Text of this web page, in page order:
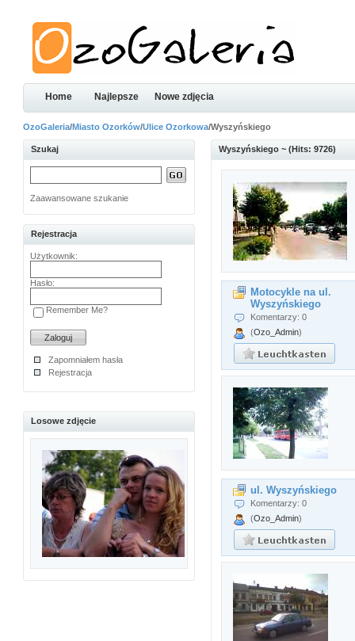
Home Najlepsze Nowe zdjęcia
OzoGaleria/Miasto Ozorków/Ulice Ozorkowa/Wyszyńskiego
Szukaj
Zaawansowane szukanie
Rejestracja
Użytkownik:
Hasło:
Remember Me?
Zapomniałem hasła
Rejestracja
Losowe zdjęcie
Wyszyńskiego ~ (Hits: 9726)
Motocykle na ul.
Wyszyńskiego
Komentarzy: 0
(Ozo_Admin)
ul. Wyszyńskiego
Komentarzy: 0
(Ozo_Admin)